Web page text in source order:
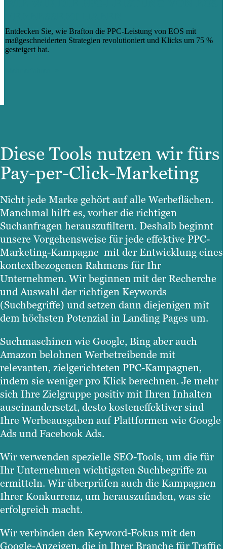
Entdecken Sie, wie Brafton die PPC-Leistung von EOS mit
maßgeschneiderten Strategien revolutioniert und Klicks um 75 %
gesteigert hat.
Diese Tools nutzen wir fürs
Pay-per-Click-Marketing
Nicht jede Marke gehört auf alle Werbeflächen.
Manchmal hilft es, vorher die richtigen
Suchanfragen herauszufiltern. Deshalb beginnt
unsere Vorgehensweise für jede effektive PPC-
Marketing-Kampagne mit der Entwicklung eines
kontextbezogenen Rahmens für Ihr
Unternehmen. Wir beginnen mit der Recherche
und Auswahl der richtigen Keywords
(Suchbegriffe) und setzen dann diejenigen mit
dem höchsten Potenzial in Landing Pages um.
Suchmaschinen wie Google, Bing aber auch
Amazon belohnen Werbetreibende mit
relevanten, zielgerichteten PPC-Kampagnen,
indem sie weniger pro Klick berechnen. Je mehr
sich Ihre Zielgruppe positiv mit Ihren Inhalten
auseinandersetzt, desto kosteneffektiver sind
Ihre Werbeausgaben auf Plattformen wie Google
Ads und Facebook Ads.
Wir verwenden spezielle SEO-Tools, um die für
Ihr Unternehmen wichtigsten Suchbegriffe zu
ermitteln. Wir überprüfen auch die Kampagnen
Ihrer Konkurrenz, um herauszufinden, was sie
erfolgreich macht.
Wir verbinden den Keyword-Fokus mit den
Google-Anzeigen, die in Ihrer Branche für Traffic